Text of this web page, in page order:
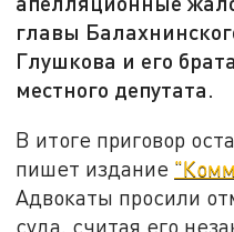
главы
Глушкова и его
местного депутата.
В итоге приговор
пишет издание
Адвокаты просили
суда, считая его